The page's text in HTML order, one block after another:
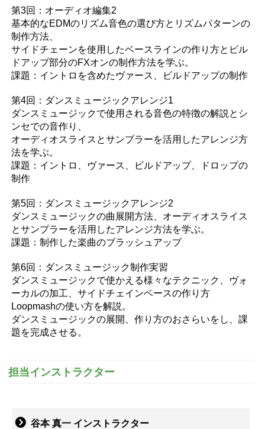
第3回：オーディオ編集2
基本的なEDMのリズム音色の選び方とリズムパターンの
制作方法、
サイドチェーンを使用したベースラインの作り方とビル
ドアップ部分のFXオンの制作方法を学ぶ。
課題：イントロを含めたヴァース、ビルドアップの制作
第4回：ダンスミュージックアレンジ1
ダンスミュージックで使用される音色の特徴の解説とシ
ンセでの音作り、
オーディオスライスとサンプラーを活用したアレンジ方
法を学ぶ。
課題：イントロ、ヴァース、ビルドアップ、ドロップの
制作
第5回：ダンスミュージックアレンジ2
ダンスミュージックの曲展開方法、オーディオスライス
とサンプラーを活用したアレンジ方法を学ぶ。
課題：制作した楽曲のブラッシュアップ
第6回：ダンスミュージック制作実習
ダンスミュージックで使かえる様々なテクニック、ヴォ
ーカルの加工、サイドチェインベースの作り方
Loopmashの使い方を解説。
ダンスミュージックの展開、作り方のおさらいをし、課
題を完成させる。
担当インストラクター
谷本 真一 インストラクター